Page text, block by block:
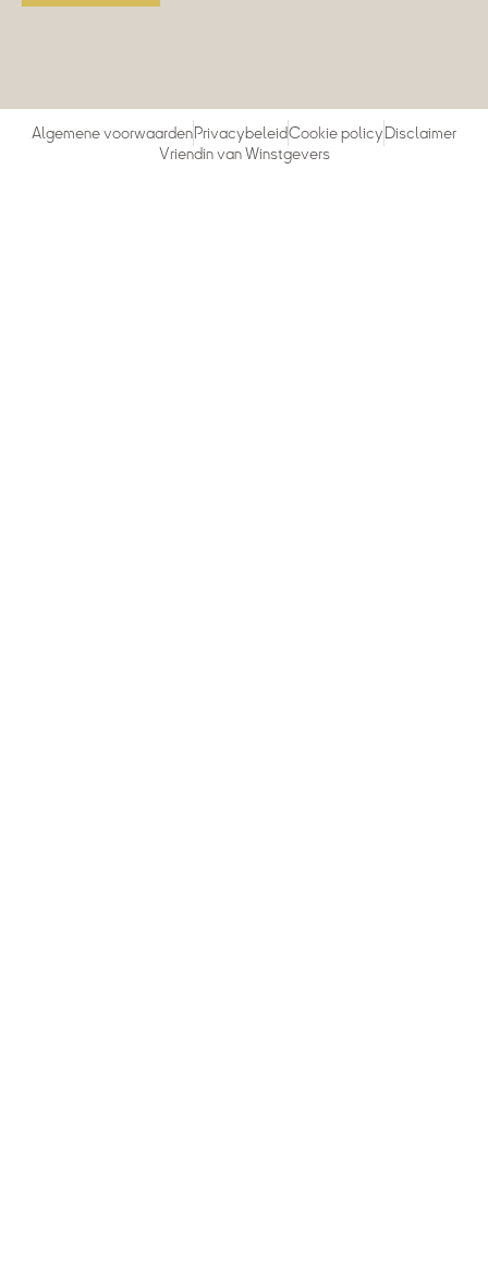
Algemene voorwaardenPrivacybeleidCookie policyDisclaimer
Vriendin van Winstgevers